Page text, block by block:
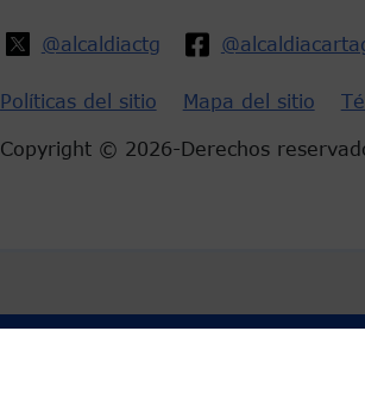
@alcaldiactg
Políticas del sitio Mapa del sitio
Copyright © 2026-Derechos